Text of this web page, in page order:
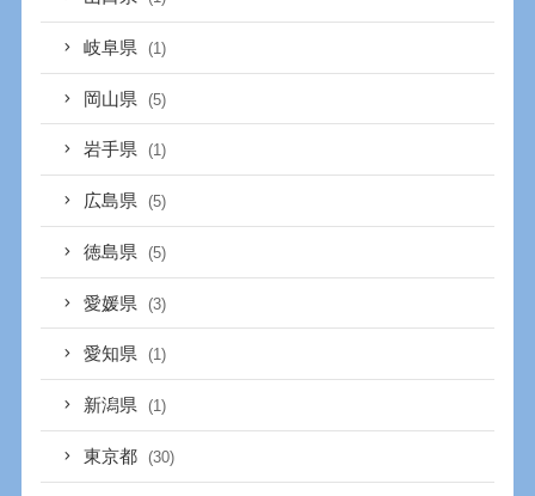
岐阜県 (1)
岡山県 (5)
岩手県 (1)
広島県 (5)
徳島県 (5)
愛媛県 (3)
愛知県 (1)
新潟県 (1)
東京都 (30)